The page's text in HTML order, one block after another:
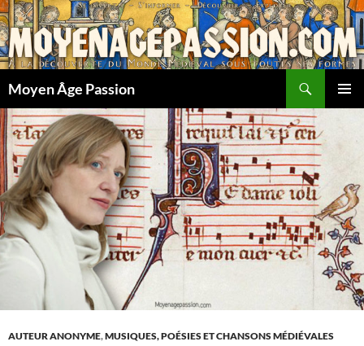
Aller
au
contenu
Moyen Âge Passion
AUTEUR ANONYME,MUSIQUES, POÉSIES ET CHANSONS MÉDIÉVALES